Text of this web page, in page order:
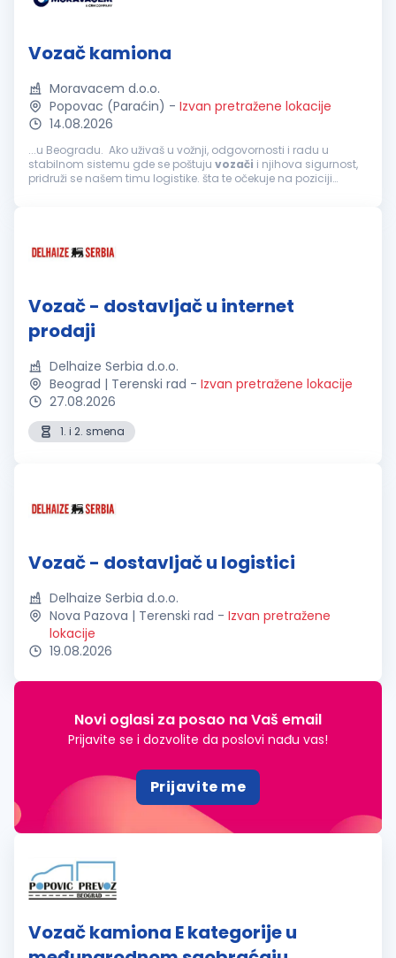
Vozač kamiona
Moravacem d.o.o.
Popovac (Paraćin) - Izvan pretražene lokacije
14.08.2026
...u Beogradu. Ako uživaš u vožnji, odgovornosti i radu u
stabilnom sistemu gde se poštuju vozači i njihova sigurnost,
pridruži se našem timu logistike. šta te očekuje na poziciji
Vozač - dostavljač u internet
prodaji
Delhaize Serbia d.o.o.
Beograd | Terenski rad - Izvan pretražene lokacije
27.08.2026
1. i 2. smena
Vozač - dostavljač u logistici
Delhaize Serbia d.o.o.
Nova Pazova | Terenski rad - Izvan pretražene
lokacije
19.08.2026
Novi oglasi za posao na Vaš email
Prijavite se i dozvolite da poslovi nađu vas!
Prijavite me
Vozač kamiona E kategorije u